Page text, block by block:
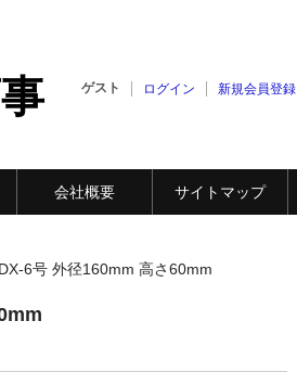
ゲスト ログイン 新規会員登録
会社概要 サイトマップ
6号 外径160mm 高さ60mm